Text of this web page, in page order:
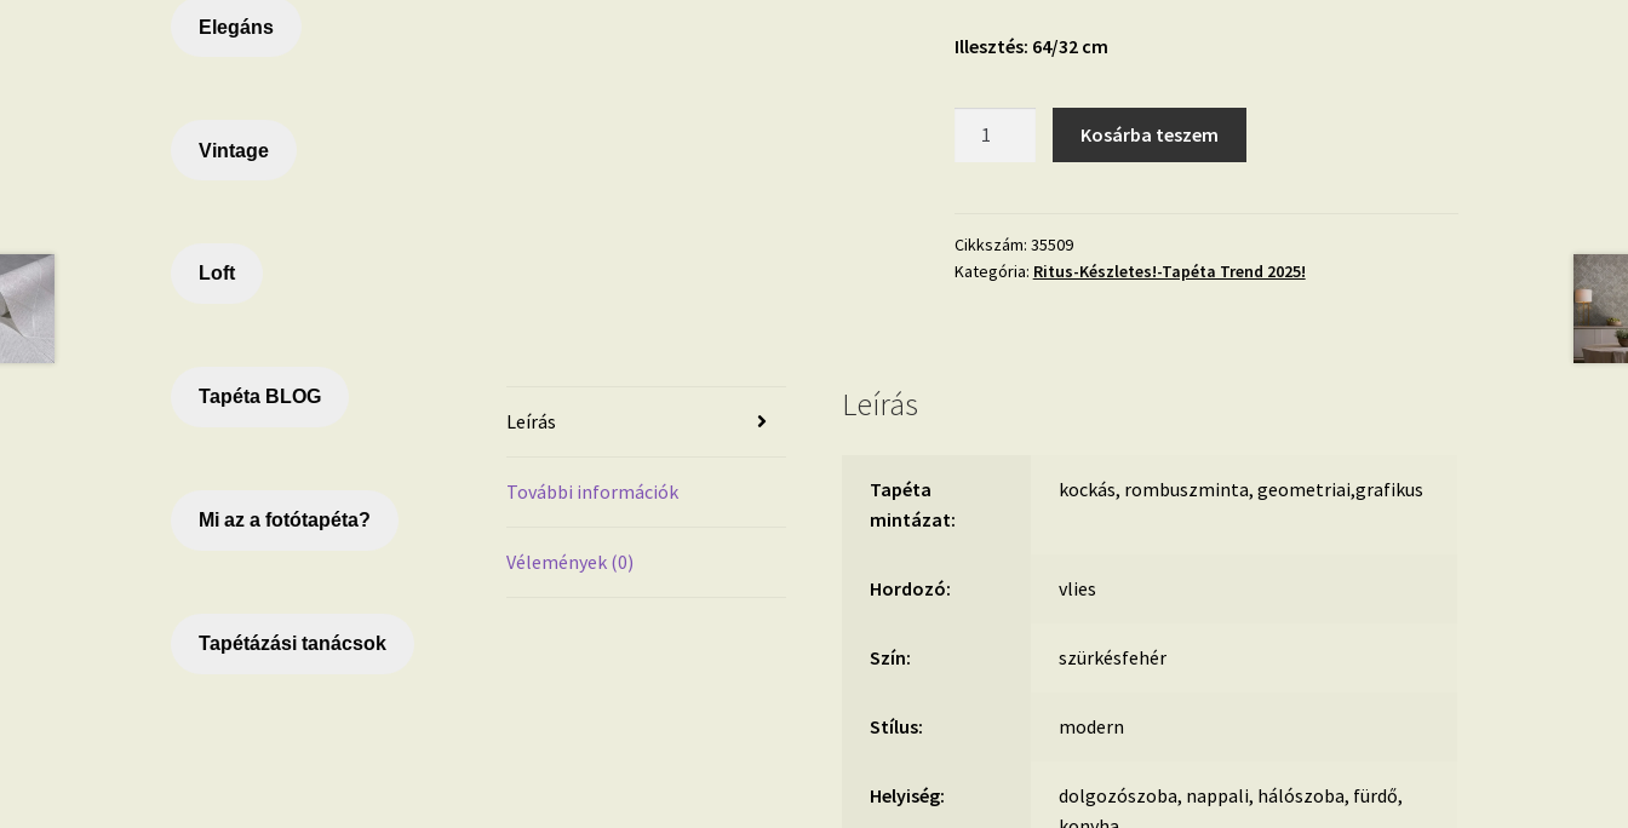
Illesztés: 64/32 cm
mintás
tapéta
Kosárba teszem
Cikkszám: 35509
Kategória: Ritus-Készletes!-Tapéta Trend 2025!
Leírás
További információk
Vélemények (0)
Leírás
Tapéta
mintázat:
kockás, rombuszminta, geometriai,grafikus
Hordozó: vlies
Szín: szürkésfehér
Stílus: modern
Helyiség:
dolgozószoba, nappali, hálószoba, fürdő,
Elegáns
Vintage
Loft
Tapéta BLOG
Mi az a fotótapéta?
Tapétázási tanácsok